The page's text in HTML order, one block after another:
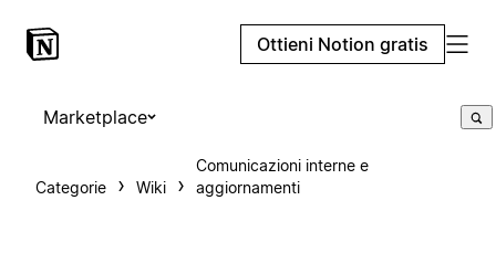
Ottieni Notion gratis
Marketplace
Categorie Wiki
Comunicazioni interne e
aggiornamenti